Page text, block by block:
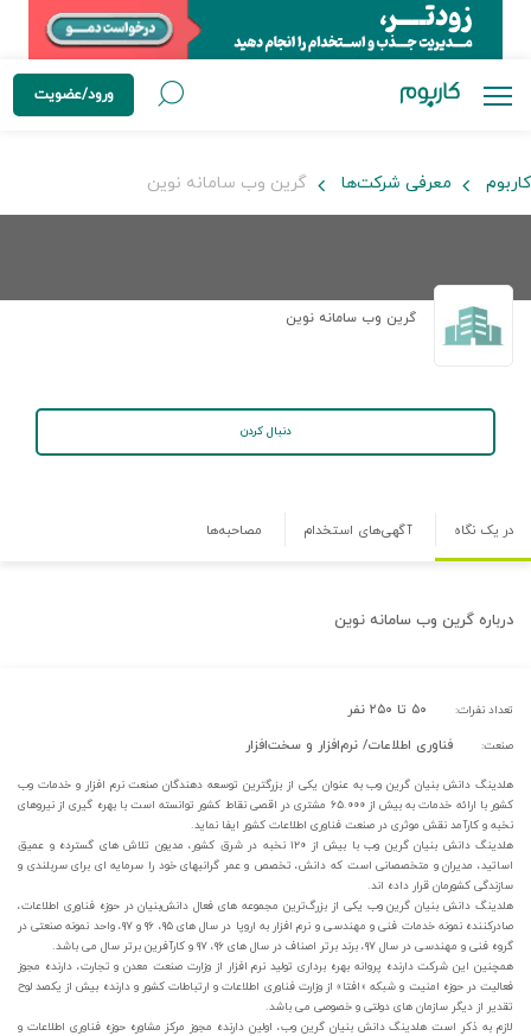
ورود/عضویت
کاربوم معرفی شرکت‌ها گرین وب سامانه نوین
گرین وب سامانه نوین
دنبال کردن
در یک نگاه آگهی‌های استخدام مصاحبه‌ها
درباره گرین وب سامانه نوین
تعداد نفرات: ۵۰ تا ۲۵۰ نفر
صنعت: فناوری اطلاعات/ نرم‌افزار و سخت‌افزار
هلدینگ دانش بنیان گرین وب به عنوان یکی از بزرگترین توسعه دهندگان صنعت نرم افزار و خدمات وب
کشور با ارائه خدمات به بیش از ۶۵.۰۰۰ مشتری در اقصی نقاط کشور توانسته است با بهره گیری از نیروهای
نخبه و کارآمد نقش موثری در صنعت فناوری اطلاعات کشور ایفا نماید.
هلدینگ دانش بنیان گرین وب با بیش از ۱۲۰ نخبه در شرق کشور، مدیون تلاش های گسترده و عمیق
اساتید، مدیران و متخصصانی است که دانش، تخصص و عمر گرانبهای خود را سرمایه ای برای سربلندی و
سازندگی کشورمان قرار داده اند.
هلدینگ دانش بنیان گرین وب یکی از بزرگ‌ترین مجموعه های فعال دانش‌بنیان در حوزه فناوری اطلاعات،
صادرکننده نمونه خدمات فنی و مهندسی و نرم افزار به اروپا در سال های ۹۵، ۹۶ و ۹۷، واحد نمونه صنعتی در
گروه فنی و مهندسی در سال ۹۷، برند برتر اصناف در سال های ۹۶، ۹۷ و کارآفرین برتر سال می باشد.
همچنین این شرکت دارنده پروانه بهره برداری تولید نرم افزار از وزارت صنعت معدن و تجارت، دارنده مجوز
فعالیت در حوزه امنیت و شبکه «افتا» از وزارت فناوری اطلاعات و ارتباطات کشور و دارنده بیش از یکصد لوح
تقدیر از دیگر سازمان های دولتی و خصوصی می باشد.
لازم به ذکر است هلدینگ دانش بنیان گرین وب، اولین دارنده مجوز مرکز مشاوره حوزه فناوری اطلاعات و